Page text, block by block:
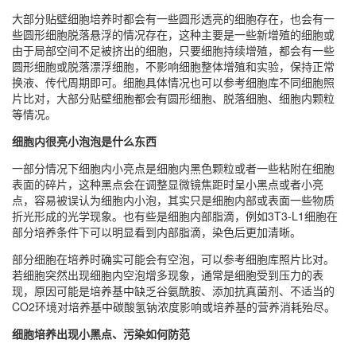
大部分贴壁细胞培养时都会有一些圆形透亮的细胞存在，也会有一
些圆形细胞脱落悬浮的情况存在，这种主要是一些新增殖的细胞或
由于局部空间不足被挤出的细胞，只要细胞持续增殖，都会有一些
圆形细胞或脱落漂浮细胞，不影响细胞整体增殖和实验，保持正常
换液、传代周期即可。细胞具体情况也可以参考细胞库不同细胞照
片比对，大部分贴壁细胞都会有圆形细胞、脱落细胞、细胞内颗粒
等情况。
细胞内很亮小泡泡是什么东西
一部分情况下细胞内小亮点是细胞内黑色颗粒或者一些粘附在细胞
表面的碎片，这种黑点会在调整显微镜焦距时呈小黑点或者小亮
点，容易被误认为细胞内小泡，其实只是细胞内部或表面一些物质
折光形成的光学现象。也有些是细胞内部脂滴，例如3T3-L1细胞在
部分培养条件下可以明显看到内部脂滴，染色后更加清晰。
部分细胞在培养时确实可能会有空泡，可以参考细胞库照片比对。
若细胞突然出现细胞内空泡增多现象，通常是细胞受到压力的表
现，原因可能是培养基中缺乏谷氨酰胺、添加抗真菌剂、不适当的
CO2环境对培养基中碳酸氢钠浓度影响或培养基的营养消耗殆尽。
细胞培养出现小黑点、污染如何防范